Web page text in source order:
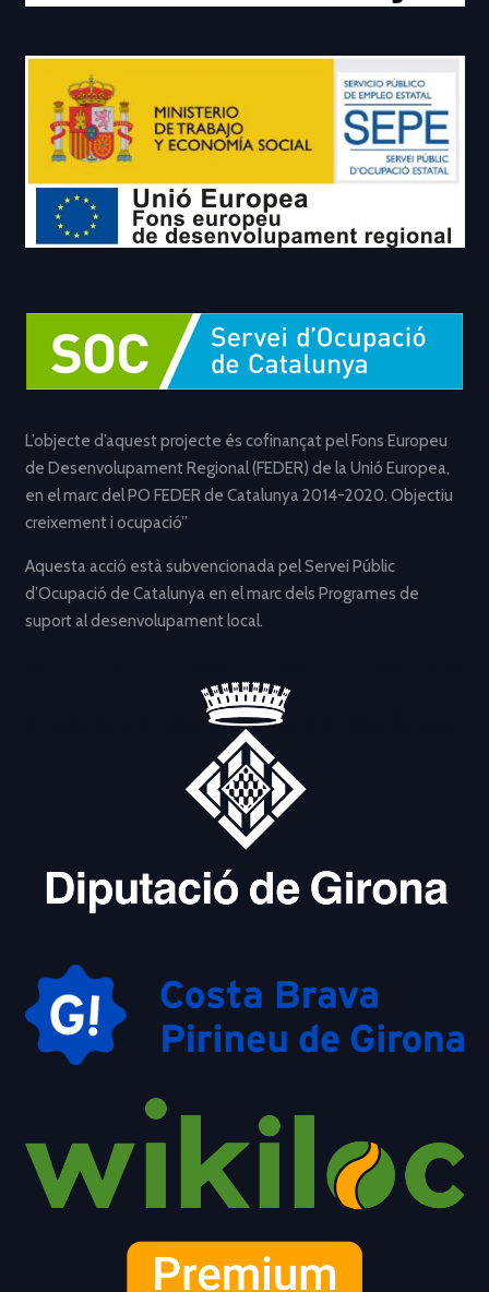
L’objecte d’aquest projecte és cofinançat pel Fons Europeu
de Desenvolupament Regional (FEDER) de la Unió Europea,
en el marc del PO FEDER de Catalunya 2014-2020. Objectiu
creixement i ocupació”
Aquesta acció està subvencionada pel Servei Públic
d’Ocupació de Catalunya en el marc dels Programes de
suport al desenvolupament local.